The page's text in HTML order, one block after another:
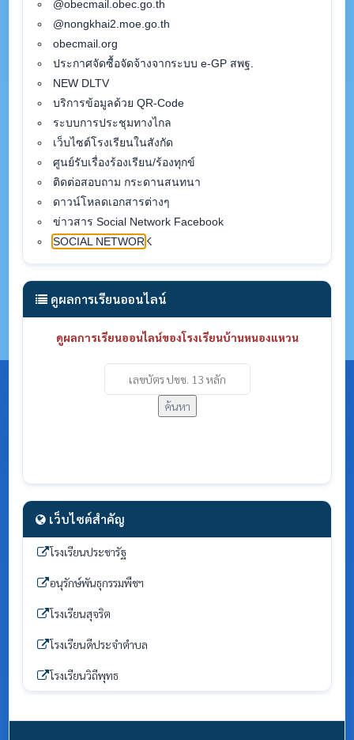
@obecmail.obec.go.th
@nongkhai2.moe.go.th
obecmail.org
ประกาศจัดซื้อจัดจ้างจากระบบ e-GP สพฐ.
NEW DLTV
บริการข้อมูลด้วย QR-Code
ระบบการประชุมทางไกล
เว็บไซต์โรงเรียนในสังกัด
ศูนย์รับเรื่องร้องเรียน/ร้องทุกข์
ติดต่อสอบถาม กระดานสนทนา
ดาวน์โหลดเอกสารต่างๆ
ข่าวสาร Social Network Facebook
SOCIAL NETWOR K
ดูผลการเรียนออนไลน์
ดูผลการเรียนออนไลน์ของโรงเรียนบ้านหนองแหวน
ค้นหา
เว็บไซต์สำคัญ
โรงเรียนประชารัฐ
อนุรักษ์พันธุกรรมพืชฯ
โรงเรียนสุจริต
โรงเรียนดีประจำตำบล
โรงเรียนวิถีพุทธ